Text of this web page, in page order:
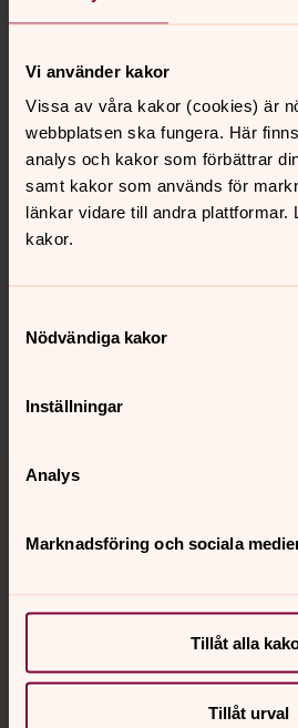
Vi använder kakor
Vissa av våra kakor (cookies) är
webbplatsen ska fungera. Här
analys och kakor som förbättrar
samt kakor som används för
länkar vidare till andra plattformar.
kakor.
Nödvändiga kakor
Inställningar
Analys
Marknadsföring och sociala
Tillåt alla
Tillåt urval
Kalender
Hitta snabbt
Sociala kanaler
Akut samtals- och krisstöd.
Digitalt brev